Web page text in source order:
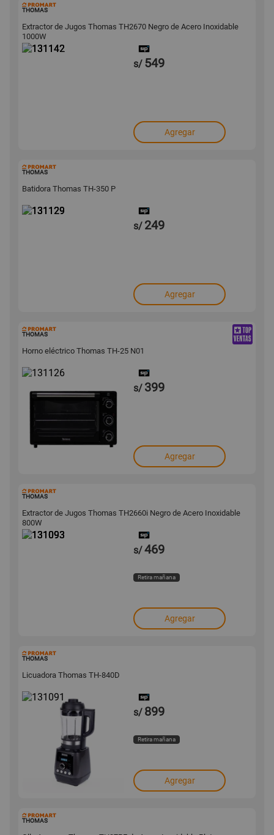
THOMAS
Extractor de Jugos Thomas TH2670 Negro de Acero Inoxidable
1000W
s/ 549
Agregar
THOMAS
Batidora Thomas TH-350 P
s/ 249
Agregar
THOMAS
Horno eléctrico Thomas TH-25 N01
s/ 399
Agregar
THOMAS
Extractor de Jugos Thomas TH2660i Negro de Acero Inoxidable
800W
s/469
Retira mañana
Agregar
THOMAS
Licuadora Thomas TH-840D
s/ 899
Retira mañana
Agregar
THOMAS